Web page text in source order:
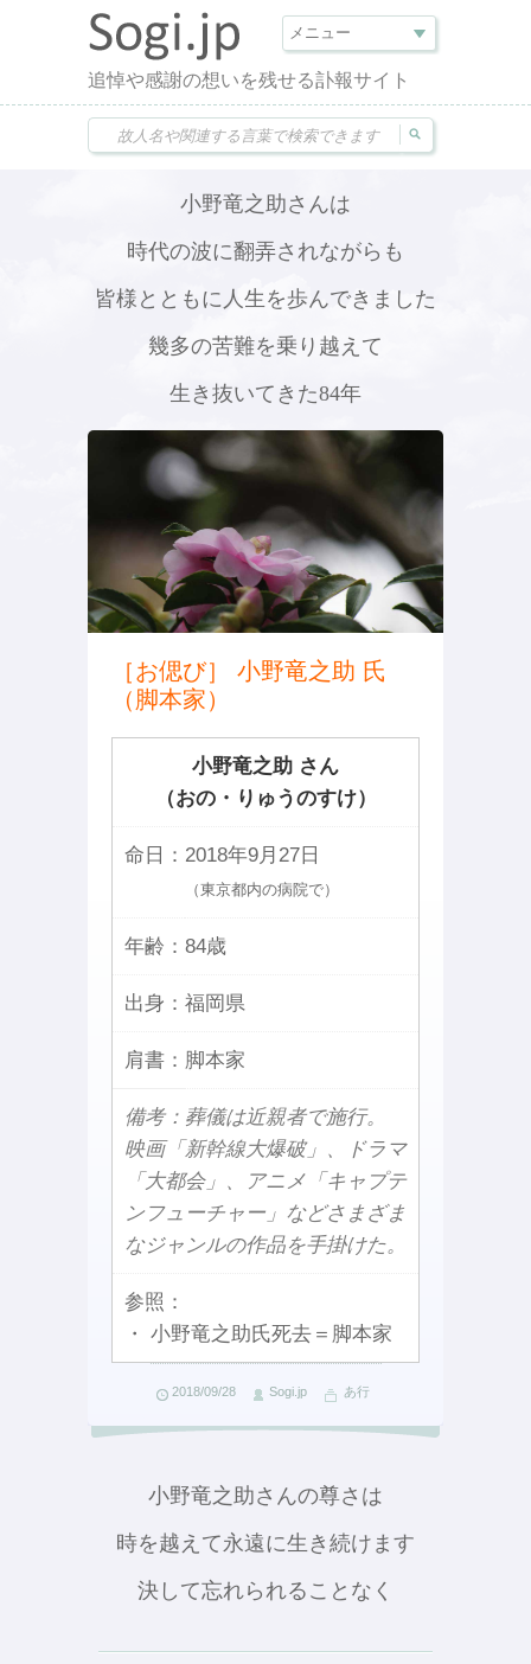
追悼や感謝の想いを残せる訃報サイト
小野竜之助さんは
時代の波に翻弄されながらも
皆様とともに人生を歩んできました
幾多の苦難を乗り越えて
生き抜いてきた84年
［お偲び］ 小野竜之助 氏
（脚本家）
小野竜之助 さん
（おの・りゅうのすけ）
命日： 2018年9月27日
（東京都内の病院で）
年齢： 84歳
出身： 福岡県
肩書： 脚本家
備考：葬儀は近親者で施行。
映画「新幹線大爆破」、ドラマ
「大都会」、アニメ「キャプテ
ンフューチャー」などさまざま
なジャンルの作品を手掛けた。
参照：
・ 小野竜之助氏死去＝脚本家
2018/09/28 Sogi.jp あ行
小野竜之助さんの尊さは
時を越えて永遠に生き続けます
決して忘れられることなく